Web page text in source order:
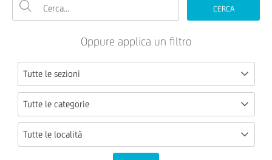
CERCA
Oppure applica un filtro
Tutte le sezioni
Tutte le categorie
Tutte le località